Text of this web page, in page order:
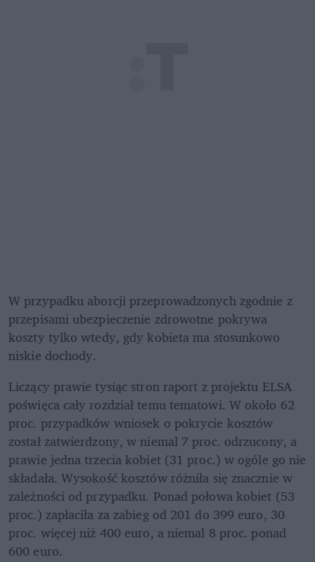
W przypadku aborcji przeprowadzonych zgodnie z
przepisami ubezpieczenie zdrowotne pokrywa
koszty tylko wtedy, gdy kobieta ma stosunkowo
niskie dochody.
Liczący prawie tysiąc stron raport z projektu ELSA
poświęca cały rozdział temu tematowi. W około 62
proc. przypadków wniosek o pokrycie kosztów
został zatwierdzony, w niemal 7 proc. odrzucony, a
prawie jedna trzecia kobiet (31 proc.) w ogóle go nie
składała. Wysokość kosztów różniła się znacznie w
zależności od przypadku. Ponad połowa kobiet (53
proc.) zapłaciła za zabieg od 201 do 399 euro, 30
proc. więcej niż 400 euro, a niemal 8 proc. ponad
600 euro.